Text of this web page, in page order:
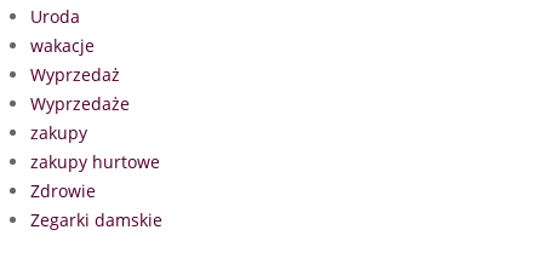
Uroda
wakacje
Wyprzedaż
Wyprzedaże
zakupy
zakupy hurtowe
Zdrowie
Zegarki damskie